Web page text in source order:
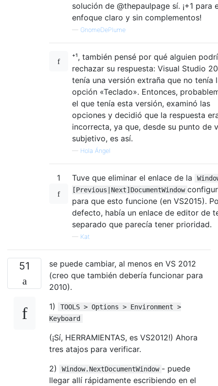
solución de @thepaulpage sí. ¡+1 para
enfoque claro y sin complementos!
— GnomeDePlume
⁺¹, también pensé por qué alguien
rechazar su respuesta: Visual Studio
tenía una versión extraña que no tenía
opción «Teclado». Entonces,
el que tenía esta versión, examinó las
opciones y decidió que la respuesta
incorrecta, ya que, desde su punto de
subjetivo, es así.
— Hola Ángel
1 Tuve que eliminar el enlace de la
[Previous|Next]DocumentWindow
para que esto funcione (en VS2015).
defecto, había un enlace de editor de
separado que parecía tener prioridad.
— Kat
51
se puede cambiar, al menos en VS 2012
(creo que también debería funcionar para
2010).
1)
TOOLS > Options > Environment >
Keyboard
(¡Sí, HERRAMIENTAS, es VS2012!) Ahora
tres atajos para verificar.
2)
Window.NextDocumentWindow - puede
llegar allí rápidamente escribiendo en el